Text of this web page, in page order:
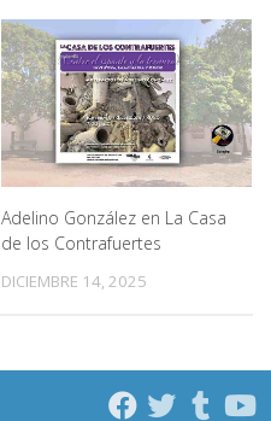
Adelino González en La Casa
de los Contrafuertes
DICIEMBRE 14, 2025